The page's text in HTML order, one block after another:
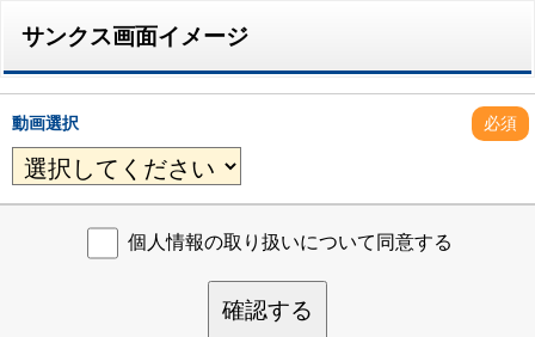
サンクス画面イメージ
動画選択 必須
個人情報の取り扱いについて同意する
確認する